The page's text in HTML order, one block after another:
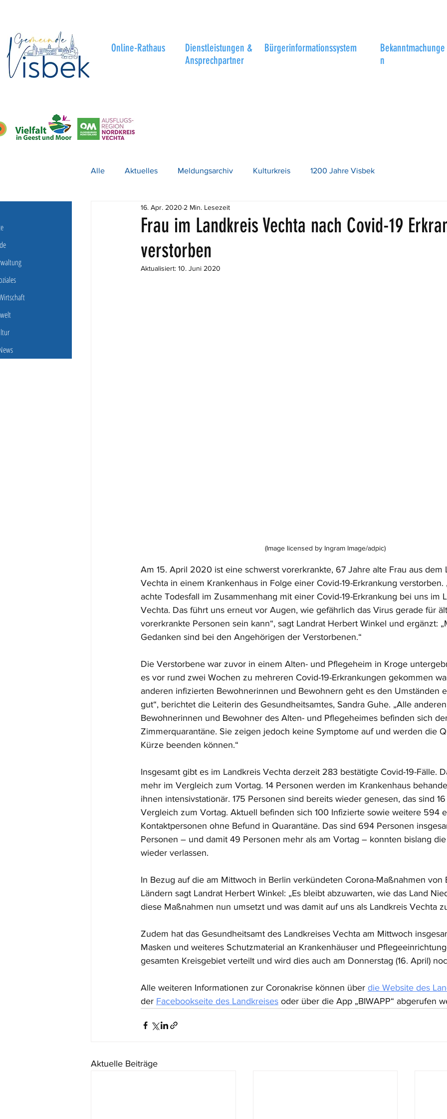
Online-Rathaus
Dienstleistungen &
Ansprechpartner
Bürgerinformationssystem
Bekanntmachunge
n
Alle Aktuelles Meldungsarchiv Kulturkreis 1200 Jahre Visbek
Frau im Landkreis Vechta nach Covid-19
verstorben
16. Apr. 2020 2 Min. Lesezeit
Aktualisiert: 10. Juni 2020
(Image licensed by Ingram Image/adpic)
Am 15. April 2020 ist eine schwerst vorerkrankte, 67 Jahre alte Frau aus dem
Vechta in einem Krankenhaus in Folge einer Covid-19-Erkrankung verstorben.
achte Todesfall im Zusammenhang mit einer Covid-19-Erkrankung bei uns im
Vechta. Das führt uns erneut vor Augen, wie gefährlich das Virus gerade für
vorerkrankte Personen sein kann“, sagt Landrat Herbert Winkel und ergänzt:
Gedanken sind bei den Angehörigen der Verstorbenen.“
Die Verstorbene war zuvor in einem Alten- und Pflegeheim in Kroge
es vor rund zwei Wochen zu mehreren Covid-19-Erkrankungen gekommen
anderen infizierten Bewohnerinnen und Bewohnern geht es den Umständen
gut“, berichtet die Leiterin des Gesundheitsamtes, Sandra Guhe. „Alle anderen
Bewohnerinnen und Bewohner des Alten- und Pflegeheimes befinden sich
Zimmerquarantäne. Sie zeigen jedoch keine Symptome auf und werden die
Kürze beenden können.“
Insgesamt gibt es im Landkreis Vechta derzeit 283 bestätigte Covid-19-Fälle.
mehr im Vergleich zum Vortag. 14 Personen werden im Krankenhaus
ihnen intensivstationär. 175 Personen sind bereits wieder genesen, das sind
Vergleich zum Vortag. Aktuell befinden sich 100 Infizierte sowie weitere 594
Kontaktpersonen ohne Befund in Quarantäne. Das sind 694 Personen
Personen – und damit 49 Personen mehr als am Vortag – konnten bislang
wieder verlassen.
In Bezug auf die am Mittwoch in Berlin verkündeten Corona-Maßnahmen von
Ländern sagt Landrat Herbert Winkel: „Es bleibt abzuwarten, wie das Land
diese Maßnahmen nun umsetzt und was damit auf uns als Landkreis Vechta
Zudem hat das Gesundheitsamt des Landkreises Vechta am Mittwoch
Masken und weiteres Schutzmaterial an Krankenhäuser und
gesamten Kreisgebiet verteilt und wird dies auch am Donnerstag (16. April)
Alle weiteren Informationen zur Coronakrise können über die Website des
der Facebookseite des Landkreises oder über die App „BIWAPP“ abgerufen
Aktuelle Beiträge